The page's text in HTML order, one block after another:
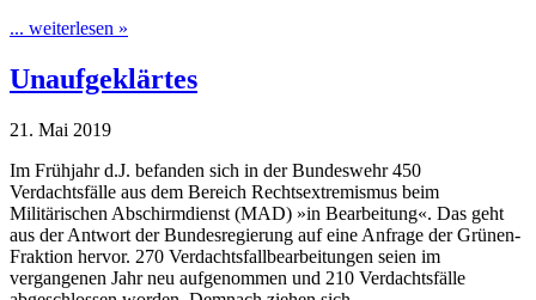
... weiterlesen »
Unaufgeklärtes
21. Mai 2019
Im Frühjahr d.J. befanden sich in der Bundeswehr 450
Verdachtsfälle aus dem Bereich Rechtsextremismus beim
Militärischen Abschirmdienst (MAD) »in Bearbeitung«. Das geht
aus der Antwort der Bundesregierung auf eine Anfrage der Grünen-
Fraktion hervor. 270 Verdachtsfallbearbeitungen seien im
vergangenen Jahr neu aufgenommen und 210 Verdachtsfälle